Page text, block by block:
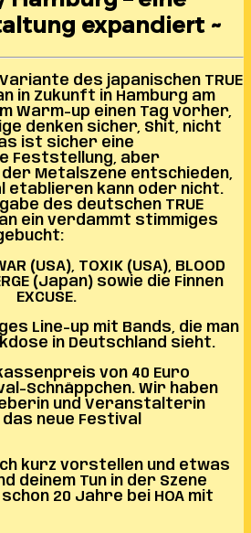
expandiert ~
des japanischen TRUE
in Zukunft in Hamburg am
Warm-up einen Tag vorher,
denken sicher, Shit, nicht
ist sicher eine
Feststellung, aber
Metalszene entschieden,
etablieren kann oder nicht.
des deutschen TRUE
ein verdammt stimmiges
(USA), TOXIK (USA), BLOOD
(Japan) sowie die Finnen
EXCUSE.
Line-up mit Bands, die man
in Deutschland sieht.
von 40 Euro
Schnäppchen. Wir haben
und Veranstalterin
neue Festival
kurz vorstellen und etwas
deinem Tun in der Szene
20 Jahre bei HOA mit